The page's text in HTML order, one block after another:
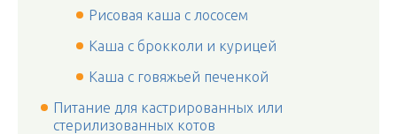
Рисовая каша с лососем
Каша с брокколи и курицей
Каша с говяжьей печенкой
Питание для кастрированных или
стерилизованных котов